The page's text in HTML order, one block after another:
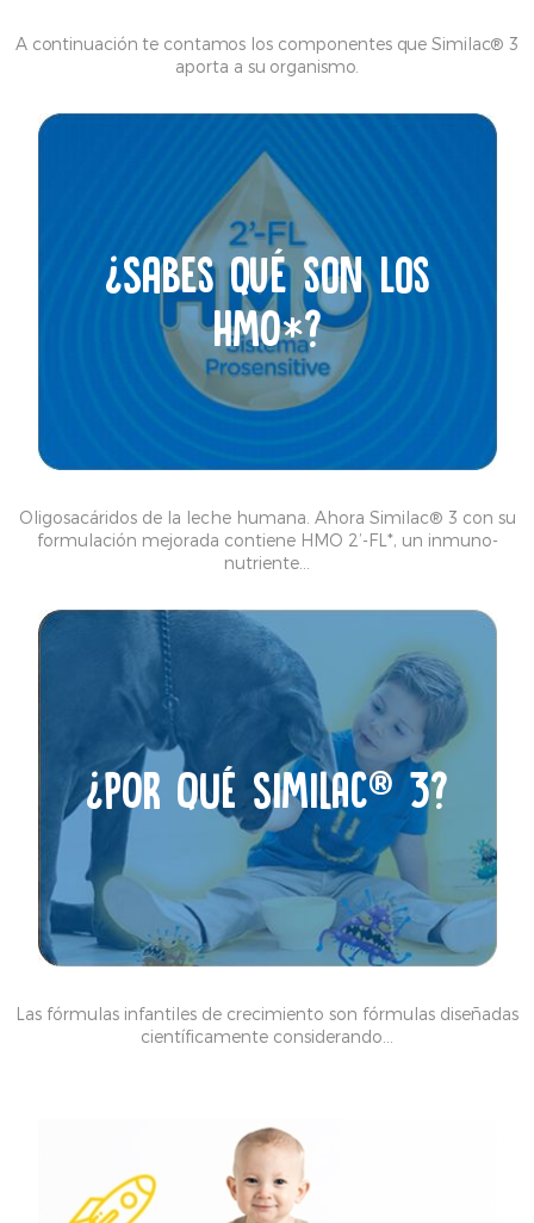
A continuación te contamos los componentes que Similac® 3
aporta a su organismo.
¿Sabes qué son los
HMO*?
Oligosacáridos de la leche humana. Ahora Similac® 3 con su
formulación mejorada contiene HMO 2’-FL*, un inmuno-
nutriente…
¿POR QUÉ SIMILAC® 3?
Las fórmulas infantiles de crecimiento son fórmulas diseñadas
científicamente considerando…